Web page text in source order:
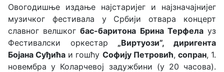
Овогодишње издање најстаријег и најзначајнијег
музичког фестивала у Србији отвара концерт
славног велшкогбас-баритона Брина Терфелауз
Фестивалски оркестар „Виртуози”, диригента
Бојана Суђића и гошћу Софију Петровић, сопран, 1.
новембра у Коларчевој задужбини (у 20 часова).